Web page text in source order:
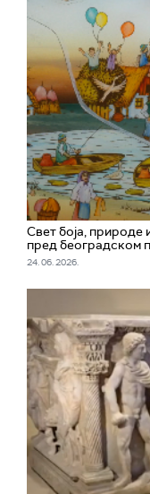
Свет боја, природе
пред београдском
24. 06. 2026.